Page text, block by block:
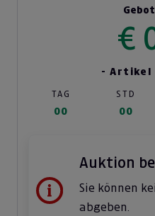
€
- Artikel
TAG STD
00 00
Auktion
Sie können
abgeben.